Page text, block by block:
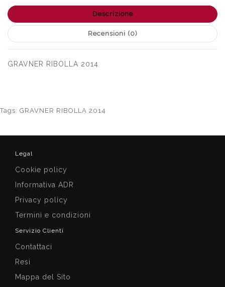
Descrizione
Recensioni (0)
GRAVNER RIBOLLA 2014
Tags: GRAVNER RIBOLLA 2014
Legal
Cookie policy
Informativa ADR
Privacy policy
Termini e condizioni
Servizio Clienti
Contattaci
Resi
Mappa del Sito